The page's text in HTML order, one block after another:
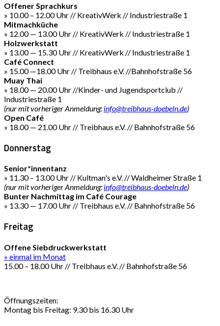
Offener Sprachkurs
» 10.00 – 12.00 Uhr // KreativWerk // Industriestraße 1
Mitmachküche
» 12.00 — 13.00 Uhr // KreativWerk // Industriestraße 1
Holzwerkstatt
» 13.00 — 15.30 Uhr // KreativWerk // Industriestraße 1
Café Connect
» 15.00 —18.00 Uhr // Treibhaus e.V. //Bahnhofstraße 56
Muay Thai
» 18.00 — 20.00 Uhr //Kinder- und Jugendsportclub //
Industriestraße 1
(nur mit vorheriger Anmeldung: info@treibhaus-doebeln.de)
Open Café
» 18.00 — 21.00 Uhr // Treibhaus e.V. // Bahnhofstraße 56
Donnerstag
Senior*innentanz
» 11.30 – 13.00 Uhr // Kultman's e.V. // Waldheimer Straße 1
(nur mit vorheriger Anmeldung: info@treibhaus-doebeln.de)
Bunter Nachmittag im Café Courage
» 13.30 — 17.00 Uhr // Treibhaus e.V. // Bahnhofstraße 56
Freitag
Offene Siebdruckwerkstatt
» einmal im Monat
15.00 – 18.00 Uhr // Treibhaus e.V. // Bahnhofstraße 56
Öffnungszeiten:
Montag bis Freitag: 9.30 bis 16.30 Uhr